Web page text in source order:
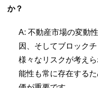
か？
A: 不動産市場の変動
因、そしてブロック
様々なリスクが考え
能性も常に存在する